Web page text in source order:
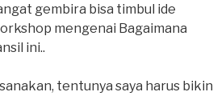
gembira bisa timbul ide
mengenai Bagaimana
ini..
tentunya saya harus bikin